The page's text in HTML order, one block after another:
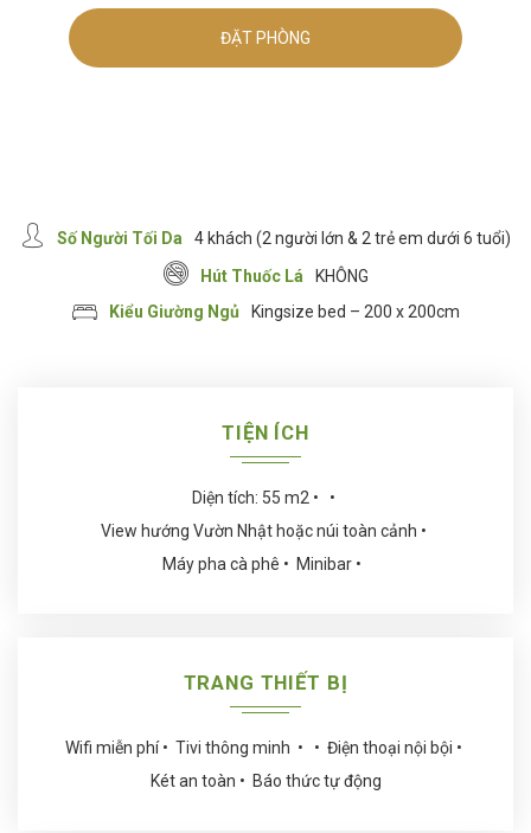
ĐẶT PHÒNG
Số Người Tối Da
4 khách (2 người lớn & 2 trẻ em dưới 6 tuổi)
Hút Thuốc Lá
KHÔNG
Kiểu Giường Ngủ
Kingsize bed – 200 x 200cm
TIỆN ÍCH
Diện tích: 55 m2
View hướng Vườn Nhật hoặc núi toàn cảnh
Máy pha cà phê
Minibar
TRANG THIẾT BỊ
Wifi miễn phí Tivi thông minh
Điện thoại nội bội
Két an toàn
Báo thức tự động